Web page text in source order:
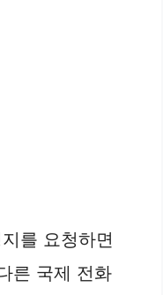
를 요청하면
른 국제 전화